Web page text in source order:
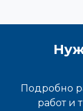
Подробно
работ и